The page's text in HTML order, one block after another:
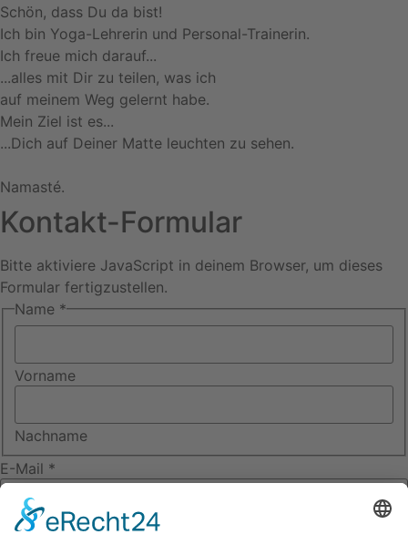
Schön, dass Du da bist!
Ich bin Yoga-Lehrerin und Personal-Trainerin.
Ich freue mich darauf...
...alles mit Dir zu teilen, was ich
auf meinem Weg gelernt habe.
Mein Ziel ist es...
...Dich auf Deiner Matte leuchten zu sehen.
Namasté.
Kontakt-Formular
Bitte aktiviere JavaScript in deinem Browser, um dieses
Formular fertigzustellen.
Name *
Vorname
Nachname
E-Mail *
Telefonnummer (optional)